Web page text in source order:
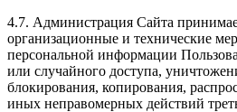
4.7. Администрация Сайта
организационные и технические
персональной информации
или случайного доступа,
блокирования, копирования,
иных неправомерных действий